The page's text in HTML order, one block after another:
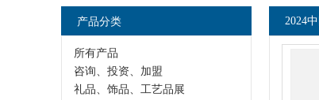
2024
产品分类
所有产品
咨询、投资、加盟
礼品、饰品、工艺品展